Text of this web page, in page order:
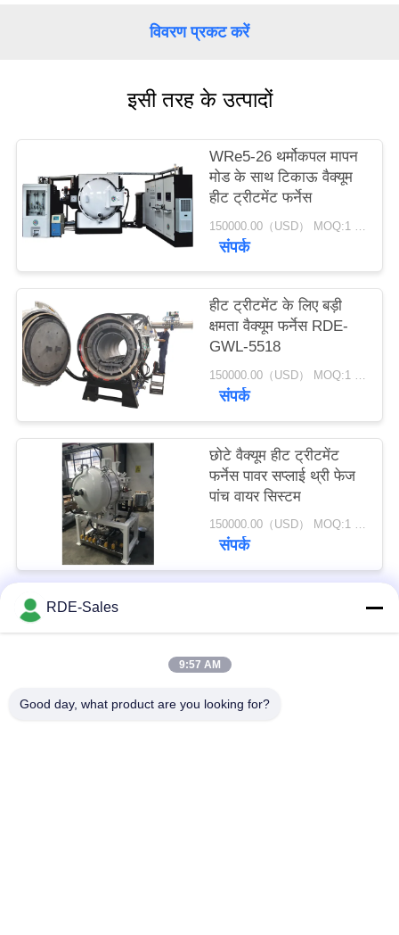
विवरण प्रकट करें
इसी तरह के उत्पादों
WRe5-26 थर्मोकपल मापन
मोड के साथ टिकाऊ वैक्यूम
हीट ट्रीटमेंट फर्नेस
150000.00（USD） MOQ:1 सेट
संपर्क
हीट ट्रीटमेंट के लिए बड़ी
क्षमता वैक्यूम फर्नेस RDE-
GWL-5518
150000.00（USD） MOQ:1 सेट
संपर्क
छोटे वैक्यूम हीट ट्रीटमेंट
फर्नेस पावर सप्लाई थ्री फेज
पांच वायर सिस्टम
150000.00（USD） MOQ:1 सेट
संपर्क
लोकप्रिय श्रेणियां
RDE-Sales
9:57 AM
Good day, what product are you looking for?